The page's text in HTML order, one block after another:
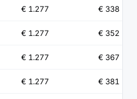
€ 1.277 € 338
€ 1.277 € 352
€ 1.277 € 367
€ 1.277 € 381